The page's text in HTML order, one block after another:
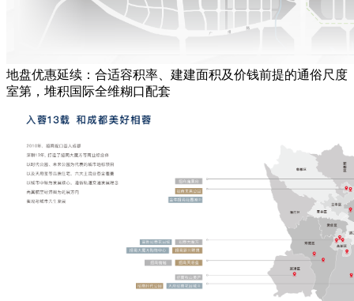
地盘优惠延续：合适容积率、建建面积及价钱前提的通俗尺度
室第，堆积国际全维糊口配套